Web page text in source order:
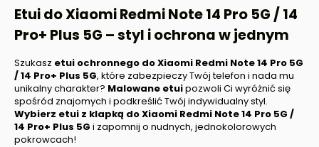
Etui do Xiaomi Redmi Note 14 Pro 5G / 14
Pro+ Plus 5G – styl i ochrona w jednym
Szukasz etui ochronnego do Xiaomi Redmi Note 14 Pro 5G
/ 14 Pro+ Plus 5G, które zabezpieczy Twój telefon i nada mu
unikalny charakter? Malowane etuipozwoli Ci wyróżnić się
spośród znajomych i podkreślić Twój indywidualny styl.
Wybierz etui z klapką do Xiaomi Redmi Note 14 Pro 5G /
14 Pro+ Plus 5G i zapomnij o nudnych, jednokolorowych
pokrowcach!